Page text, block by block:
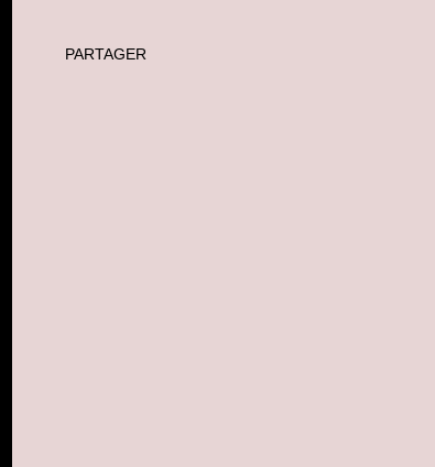
PARTAGER